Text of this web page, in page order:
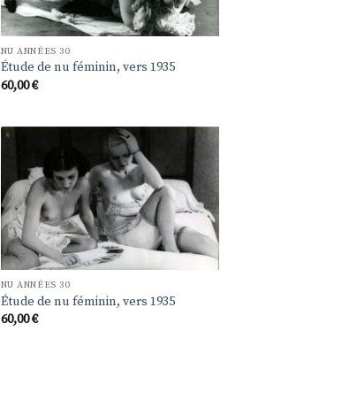
NU ANNÉES 30
Étude de nu féminin, vers 1935
60,00€
Ajouter
à la
liste de
souhaits
NU ANNÉES 30
Étude de nu féminin, vers 1935
60,00€